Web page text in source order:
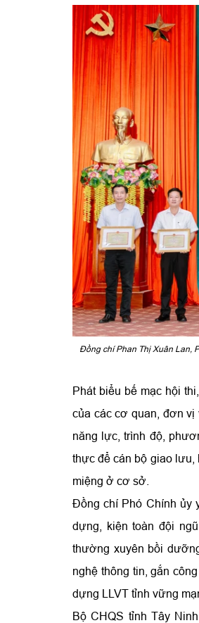
Đồng chí Phan Thị Xuân Lan,
Phát biểu bế mạc hội
của các cơ quan, đơn vị
năng lực, trình độ,
thực để cán bộ giao lưu,
miệng ở cơ sở.
Đồng chí Phó Chính ủy
dựng, kiện toàn đội
thường xuyên bồi
nghệ thông tin, gắn
dựng LLVT tỉnh vững
Bộ CHQS tỉnh Tây